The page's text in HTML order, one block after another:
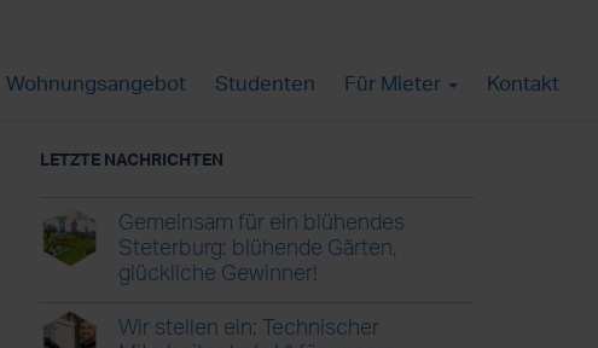
Wohnungsangebot Studenten Für Mieter Kontakt
LETZTE NACHRICHTEN
Gemeinsam für ein blühendes
Steterburg: blühende Gärten,
glückliche Gewinner!
Wir stellen ein: Technischer